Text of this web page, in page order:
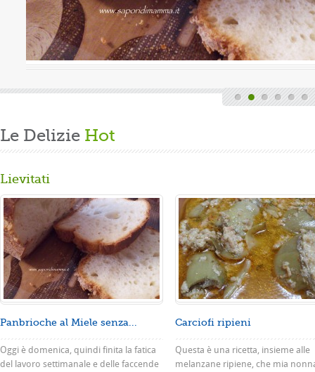
Volevo preparare un panbrioche salutare per la ...
Gusta...
Le Delizie Hot
Lievitati
Panbrioche al Miele senza...
Oggi è domenica, quindi finita la fatica
del lavoro settimanale e delle faccende
Carciofi ripieni
Questa è una ricetta, insieme alle
melanzane ripiene, che mia